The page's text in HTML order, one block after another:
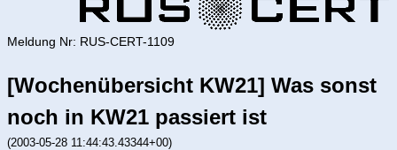
Meldung Nr: RUS-CERT-1109
[Wochenübersicht KW21] Was sonst
noch in KW21 passiert ist
(2003-05-28 11:44:43.43344+00)